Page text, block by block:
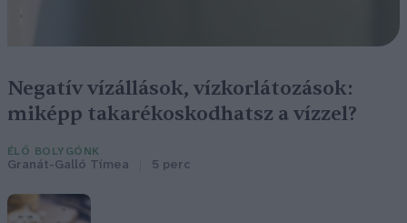
Negatív vízállások, vízkorlátozások:
miképp takarékoskodhatsz a vízzel?
ÉLŐ BOLYGÓNK
Granát-Galló Tímea 5 perc